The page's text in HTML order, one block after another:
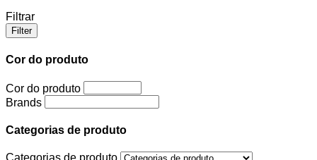
Filtrar
Filter
Cor do produto
Cor do produto
Brands
Categorias de produto